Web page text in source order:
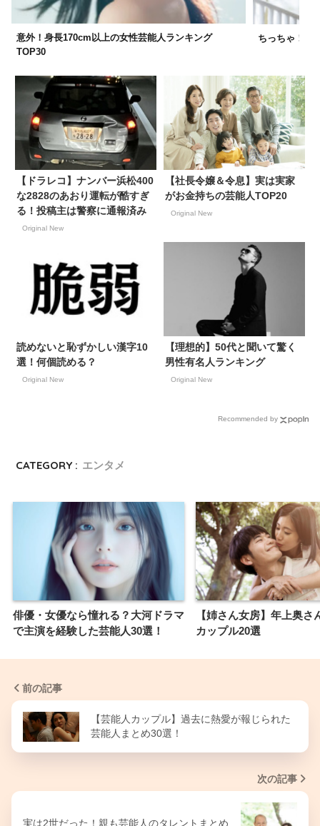
意外！身長170cm以上の女性芸能人ランキング
TOP30
ちっちゃ！
【ドラレコ】ナンバー浜松400
な2828のあおり運転が酷すぎ
る！投稿主は警察に通報済み
Original New
【社長令嬢＆令息】実は実家
がお金持ちの芸能人TOP20
Original New
読めないと恥ずかしい漢字10
選！何個読める？
Original New
【理想的】50代と聞いて驚く
男性有名人ランキング
Original New
Recommended by
CATEGORY : エンタメ
俳優・女優なら憧れる？大河ドラマ
で主演を経験した芸能人30選！
【姉さん女房】年上奥さ
カップル20選
前の記事
【芸能人カップル】過去に熱愛が報じられた
芸能人まとめ30選！
次の記事
実は2世だった！親も芸能人のタレントまとめ